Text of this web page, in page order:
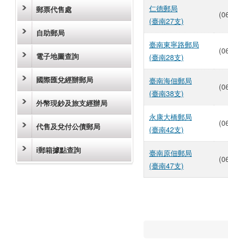
郵票代售處
自助郵局
電子地圖查詢
國際匯兌經辦郵局
外幣現鈔及旅支經辦局
代售及兌付公債郵局
i郵箱據點查詢
仁德郵局
(臺南27支)
臺南東寧路郵局
(臺南28支)
臺南海佃郵局
(臺南38支)
永康大橋郵局
(臺南42支)
臺南原佃郵局
(臺南47支)